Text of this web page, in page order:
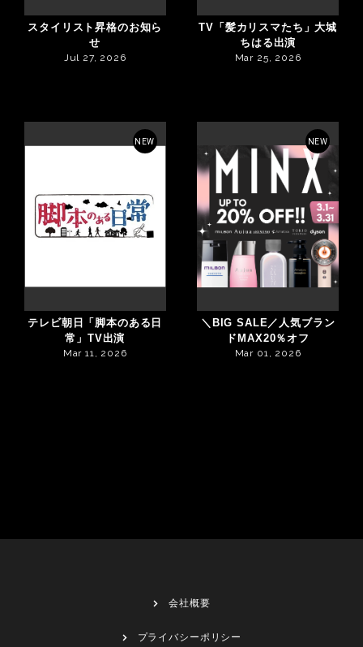
スタイリスト昇格のお知ら
せ
Jul 27, 2026
TV「髪カリスマたち」大城
ちはる出演
Mar 25, 2026
NEW
テレビ朝日「脚本のある日
常」TV出演
Mar 11, 2026
NEW
＼BIG SALE／人気ブラン
ドMAX20％オフ
Mar 01, 2026
会社概要
プライバシーポリシー